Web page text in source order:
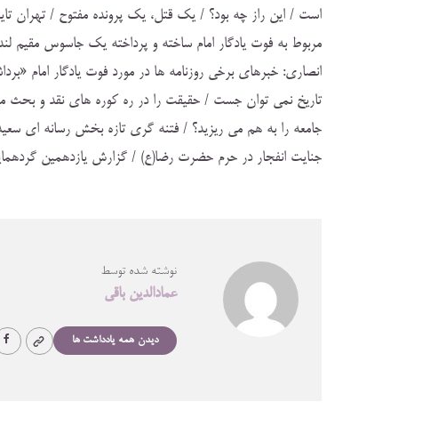
است / اين راز چه بود؟ / يك قتل، يك پرونده مفتوح / تهران
مربوط به فوت يادگار امام ساخته و پرداخته يك جاسوس
انصاري: خبرهاي برخي روزنامه ها در مورد فوت يادگار امام
تاريخ نمي توان جست / حقيقت را در ره كوره هاي نقد و بحث
جامعه را به هم مي ريزيد؟ / فتنه گري تازه بخش رسانه اي
جنايت انفجار در حرم حضرت رضا(ع) / گزارش يازدهمين
نوشته شده توسط
عمادالدین باقی
دیدن همه یادداشت ها